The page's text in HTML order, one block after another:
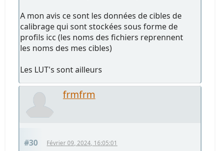
A mon avis ce sont les données de cibles de
calibrage qui sont stockées sous forme de
profils icc (les noms des fichiers reprennent
les noms des mes cibles)
Les LUT's sont ailleurs
frmfrm
#30 Février 09, 2024, 16:05:01